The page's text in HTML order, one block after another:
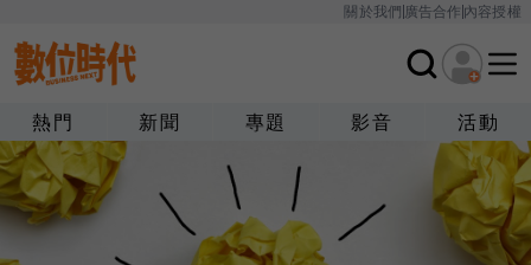
關於我們廣告合作內容授權
熱門 新聞 專題 影音 活動